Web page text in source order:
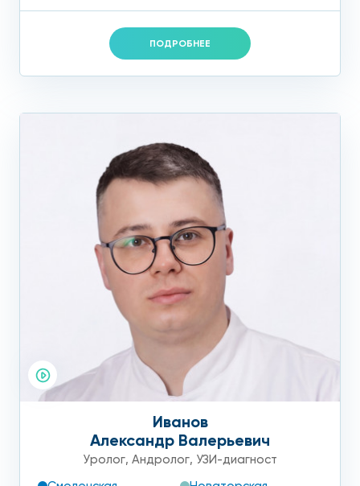
ПОДРОБНЕЕ
Иванов
Александр Валерьевич
Уролог, Андролог, УЗИ-диагност